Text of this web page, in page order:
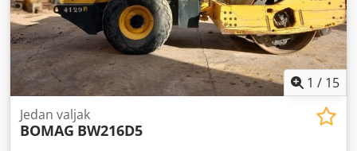
1 / 15
Jedan valjak
BOMAG BW216D5